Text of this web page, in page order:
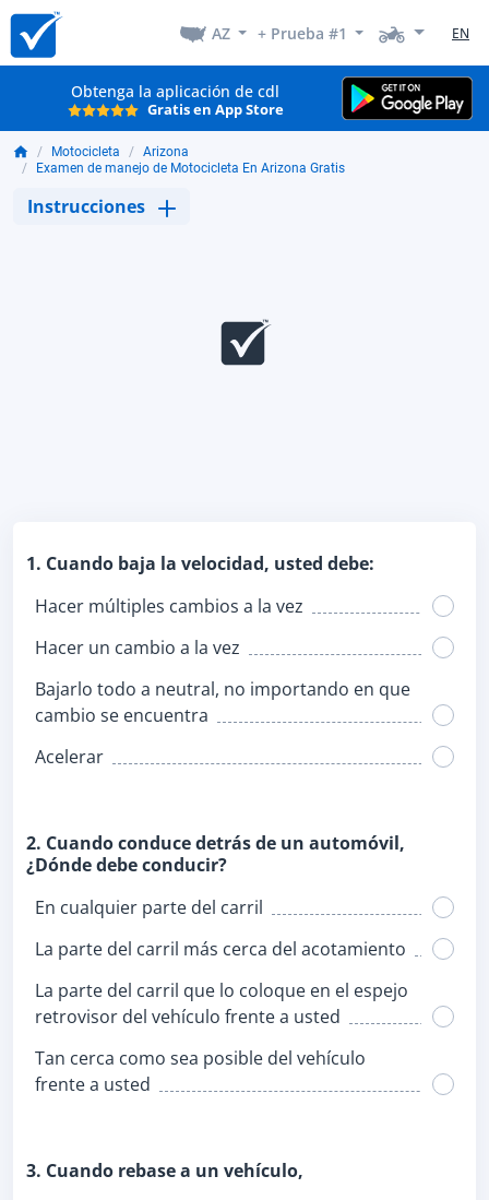
AZ + Prueba #1 EN
Obtenga la aplicación de cdl
Gratis en App Store
Motocicleta
Arizona
Examen de manejo de Motocicleta En Arizona Gratis
Instrucciones
1. Cuando baja la velocidad, usted debe:
Hacer múltiples cambios a la vez
Hacer un cambio a la vez
Bajarlo todo a neutral, no importando en que
cambio se encuentra
Acelerar
2. Cuando conduce detrás de un automóvil,
¿Dónde debe conducir?
En cualquier parte del carril
La parte del carril más cerca del acotamiento
La parte del carril que lo coloque en el espejo
retrovisor del vehículo frente a usted
Tan cerca como sea posible del vehículo
frente a usted
3. Cuando rebase a un vehículo,